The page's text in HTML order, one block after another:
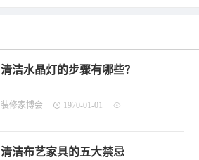
清洁水晶灯的步骤有哪些？
装修家博会 1970-01-01
清洁布艺家具的五大禁忌